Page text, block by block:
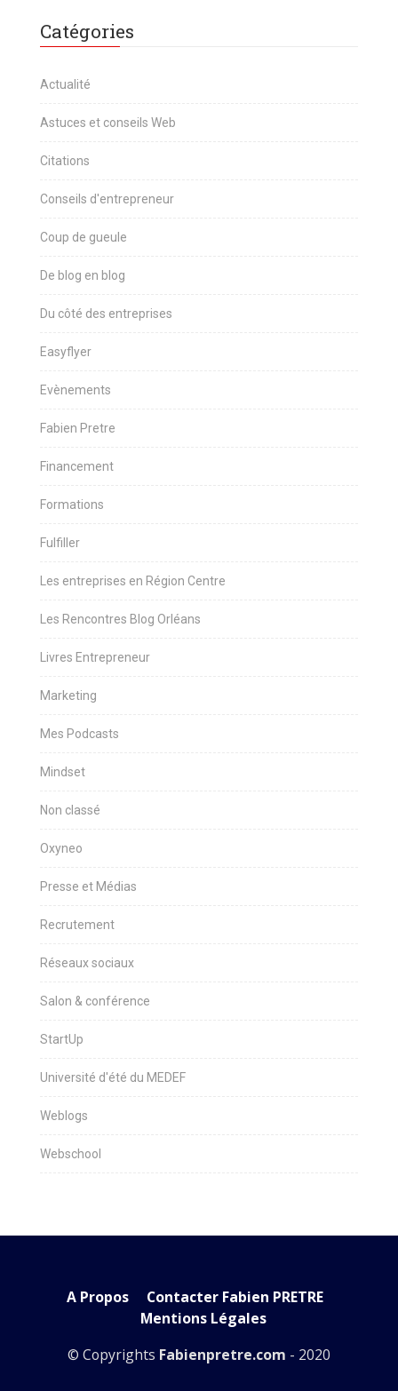
Catégories
Actualité
Astuces et conseils Web
Citations
Conseils d'entrepreneur
Coup de gueule
De blog en blog
Du côté des entreprises
Easyflyer
Evènements
Fabien Pretre
Financement
Formations
Fulfiller
Les entreprises en Région Centre
Les Rencontres Blog Orléans
Livres Entrepreneur
Marketing
Mes Podcasts
Mindset
Non classé
Oxyneo
Presse et Médias
Recrutement
Réseaux sociaux
Salon & conférence
StartUp
Université d'été du MEDEF
Weblogs
Webschool
A Propos
Contacter Fabien PRETRE
Mentions Légales
© Copyrights Fabienpretre.com - 2020